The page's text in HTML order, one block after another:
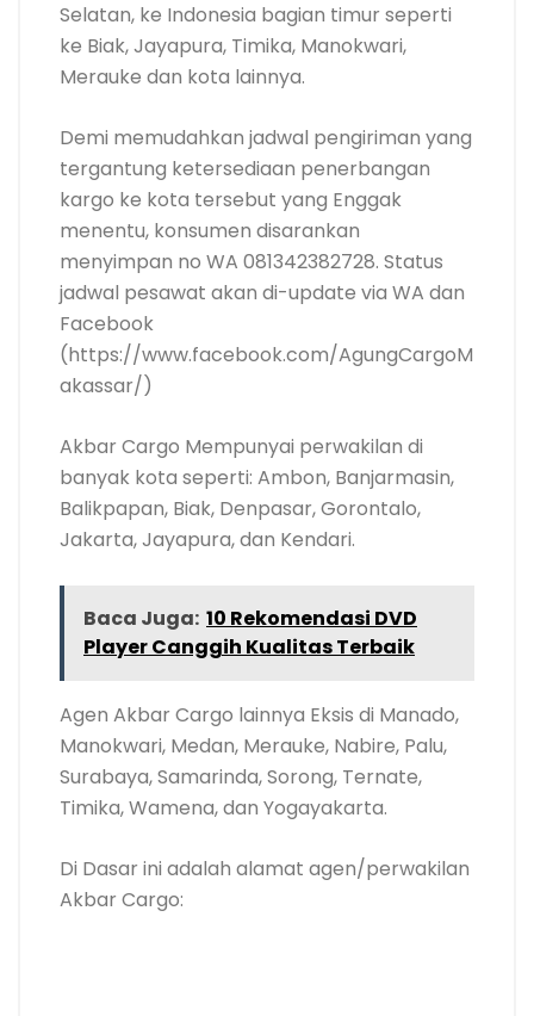
Selatan, ke Indonesia bagian timur seperti
ke Biak, Jayapura, Timika, Manokwari,
Merauke dan kota lainnya.
Demi memudahkan jadwal pengiriman yang
tergantung ketersediaan penerbangan
kargo ke kota tersebut yang Enggak
menentu, konsumen disarankan
menyimpan no WA 081342382728. Status
jadwal pesawat akan di-update via WA dan
Facebook
(https://www.facebook.com/AgungCargoM
akassar/)
Akbar Cargo Mempunyai perwakilan di
banyak kota seperti: Ambon, Banjarmasin,
Balikpapan, Biak, Denpasar, Gorontalo,
Jakarta, Jayapura, dan Kendari.
Baca Juga: 10 Rekomendasi DVD
Player Canggih Kualitas Terbaik
Agen Akbar Cargo lainnya Eksis di Manado,
Manokwari, Medan, Merauke, Nabire, Palu,
Surabaya, Samarinda, Sorong, Ternate,
Timika, Wamena, dan Yogayakarta.
Di Dasar ini adalah alamat agen/perwakilan
Akbar Cargo: